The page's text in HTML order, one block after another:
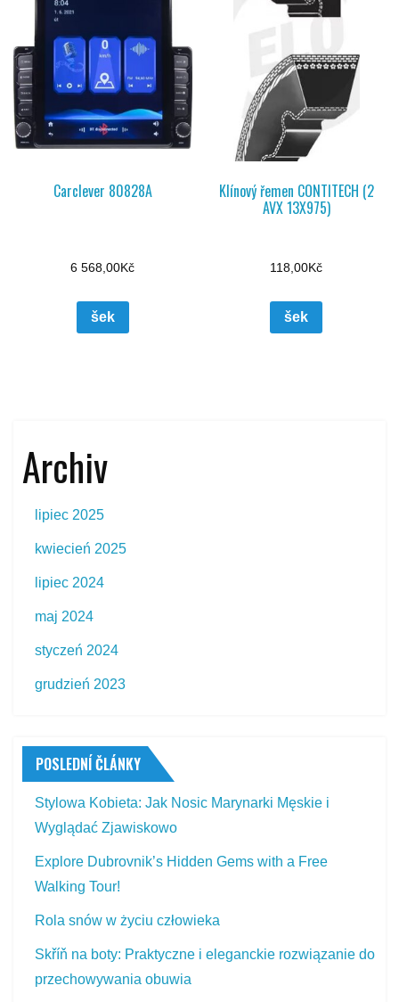
Carclever 80828A
6 568,00Kč
šek
Klínový řemen CONTITECH (2
AVX 13X975)
118,00Kč
šek
Archiv
lipiec 2025
kwiecień 2025
lipiec 2024
maj 2024
styczeń 2024
grudzień 2023
POSLEDNÍ ČLÁNKY
Stylowa Kobieta: Jak Nosic Marynarki Męskie i
Wyglądać Zjawiskowo
Explore Dubrovnik’s Hidden Gems with a Free
Walking Tour!
Rola snów w życiu człowieka
Skříň na boty: Praktyczne i eleganckie rozwiązanie do
przechowywania obuwia